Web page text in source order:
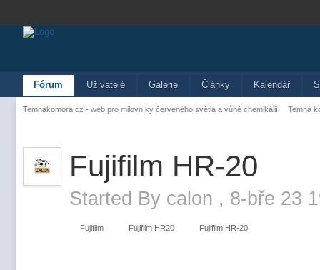
Fórum Uživatelé Galerie Články Kalendář
Temnakomora.cz - web pro milovníky červeného světla a vůně chemikálií Temná
Fujifilm HR-20
Started By calon , 8-bře 23
Fujifilm Fujifilm HR20 Fujifilm HR-20